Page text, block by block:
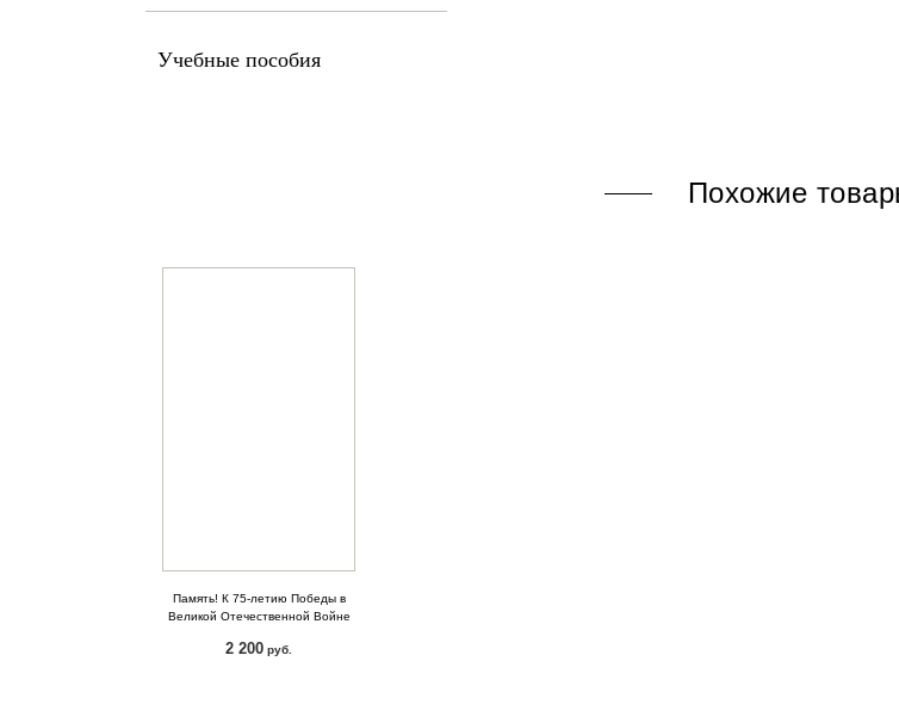
Учебные пособия
Похожие
Память! К 75-летию Победы в
Великой Отечественной Войне
2 200 руб.